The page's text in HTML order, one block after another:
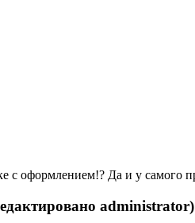
с оформлением!? Да и у самого
administrator)